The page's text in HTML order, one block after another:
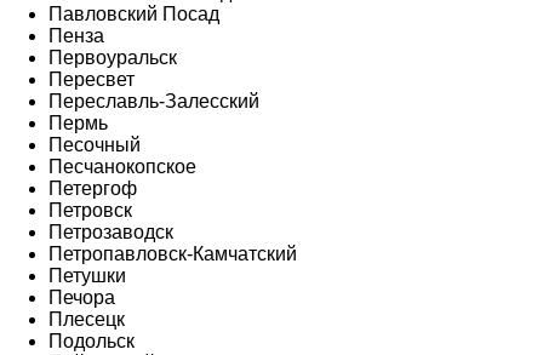
Павловский Посад
Пенза
Первоуральск
Пересвет
Переславль-Залесский
Пермь
Песочный
Песчанокопское
Петергоф
Петровск
Петрозаводск
Петропавловск-Камчатский
Петушки
Печора
Плесецк
Подольск